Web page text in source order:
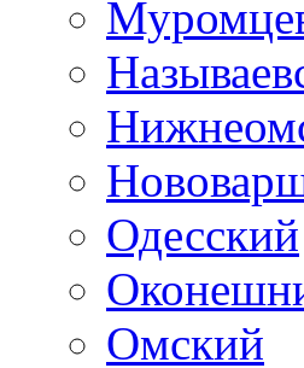
Одесский
Омский